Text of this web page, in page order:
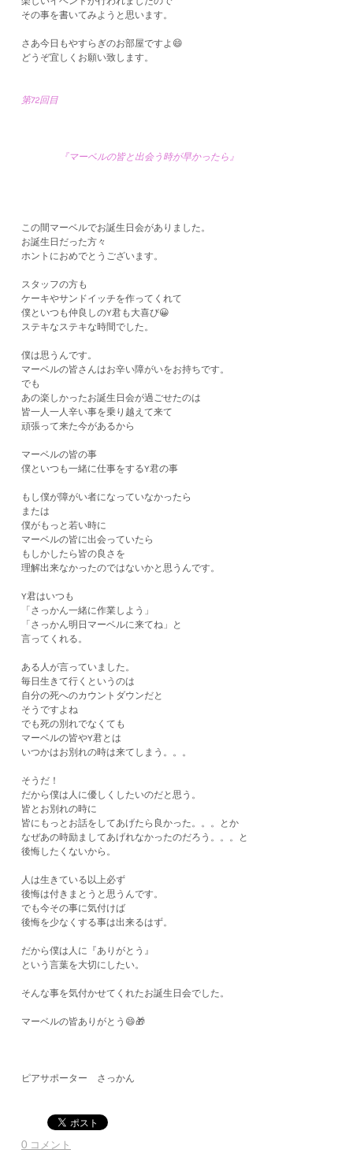
その事を書いてみようと思います。
さあ今日もやすらぎのお部屋ですよ😄
どうぞ宜しくお願い致します。
第72回目
『マーベルの皆と出会う時が早かったら』
この間マーベルでお誕生日会がありました。
お誕生日だった方々
ホントにおめでとうございます。
スタッフの方も
ケーキやサンドイッチを作ってくれて
僕といつも仲良しのY君も大喜び😀
ステキなステキな時間でした。
僕は思うんです。
マーベルの皆さんはお辛い障がいをお持ちです。
でも
あの楽しかったお誕生日会が過ごせたのは
皆一人一人辛い事を乗り越えて来て
頑張って来た今があるから
マーベルの皆の事
僕といつも一緒に仕事をするY君の事
もし僕が障がい者になっていなかったら
または
僕がもっと若い時に
マーベルの皆に出会っていたら
もしかしたら皆の良さを
理解出来なかったのではないかと思うんです。
Y君はいつも
「さっかん一緒に作業しよう」
「さっかん明日マーベルに来てね」と
言ってくれる。
ある人が言っていました。
毎日生きて行くというのは
自分の死へのカウントダウンだと
そうですよね
でも死の別れでなくても
マーベルの皆やY君とは
いつかはお別れの時は来てしまう。。。
そうだ！
だから僕は人に優しくしたいのだと思う。
皆とお別れの時に
皆にもっとお話をしてあげたら良かった。。。とか
なぜあの時励ましてあげれなかったのだろう。。。と
後悔したくないから。
人は生きている以上必ず
後悔は付きまとうと思うんです。
でも今その事に気付けば
後悔を少なくする事は出来るはず。
だから僕は人に『ありがとう』
という言葉を大切にしたい。
そんな事を気付かせてくれたお誕生日会でした。
マーベルの皆ありがとう😄🎁
ピアサポーター さっかん
0 コメント